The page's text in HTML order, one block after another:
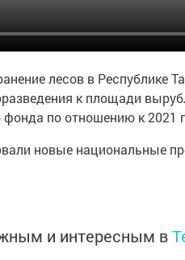
лесов в Республике
к площади
по отношению к 2021
новые национальные
и интересным в